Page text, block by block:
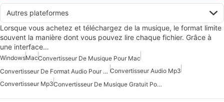
Autres plateformes
Lorsque vous achetez et téléchargez de la musique, le format limite
souvent la manière dont vous pouvez lire chaque fichier. Grâce à
une interface…
WindowsMacConvertisseur De Musique Pour Mac
Convertisseur De Format Audio Pour Mac Convertisseur Audio Mp3
Convertisseur Mp3
Convertisseur De Musique Gratuit Pour Mac